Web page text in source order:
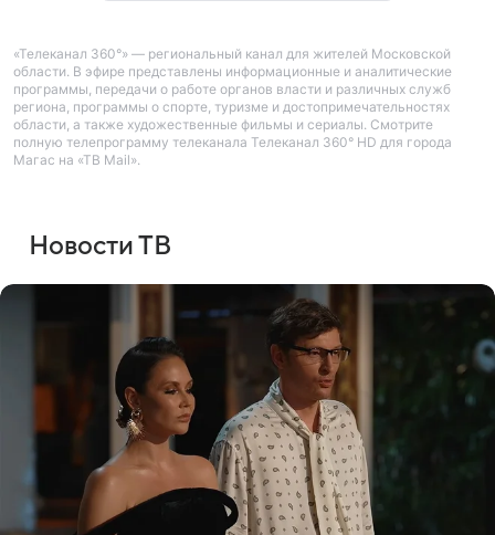
«Телеканал 360°» — региональный канал для жителей Московской
области. В эфире представлены информационные и аналитические
программы, передачи о работе органов власти и различных служб
региона, программы о спорте, туризме и достопримечательностях
области, а также художественные фильмы и сериалы. Смотрите
полную телепрограмму телеканала Телеканал 360° HD для города
Магас на «ТВ Mail».
Новости ТВ